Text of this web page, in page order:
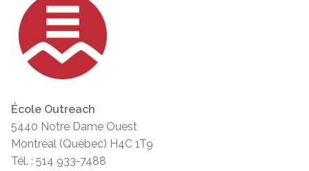
École Outreach
5440 Notre Dame Ouest
Montréal (Québec) H4C 1T9
Tél. : 514 933-7488